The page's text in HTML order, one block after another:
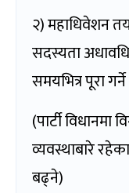
२) महाधिवेशन
सदस्यता
समयभित्र पूरा गर्ने
(पार्टी
व्यवस्थाबारे
बढ्ने)